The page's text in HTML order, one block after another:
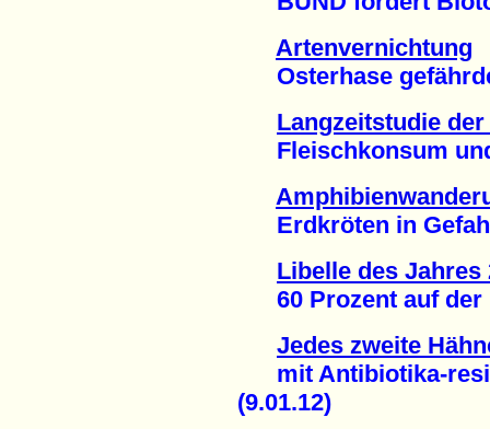
Artenvernichtung
Osterhase
Langzeitstudie
Fleischkonsum und
Erdkröten in
Libelle des Jahres
60 Prozent auf der
Jedes zweite
mit Antibiotika-
(9.01.12)